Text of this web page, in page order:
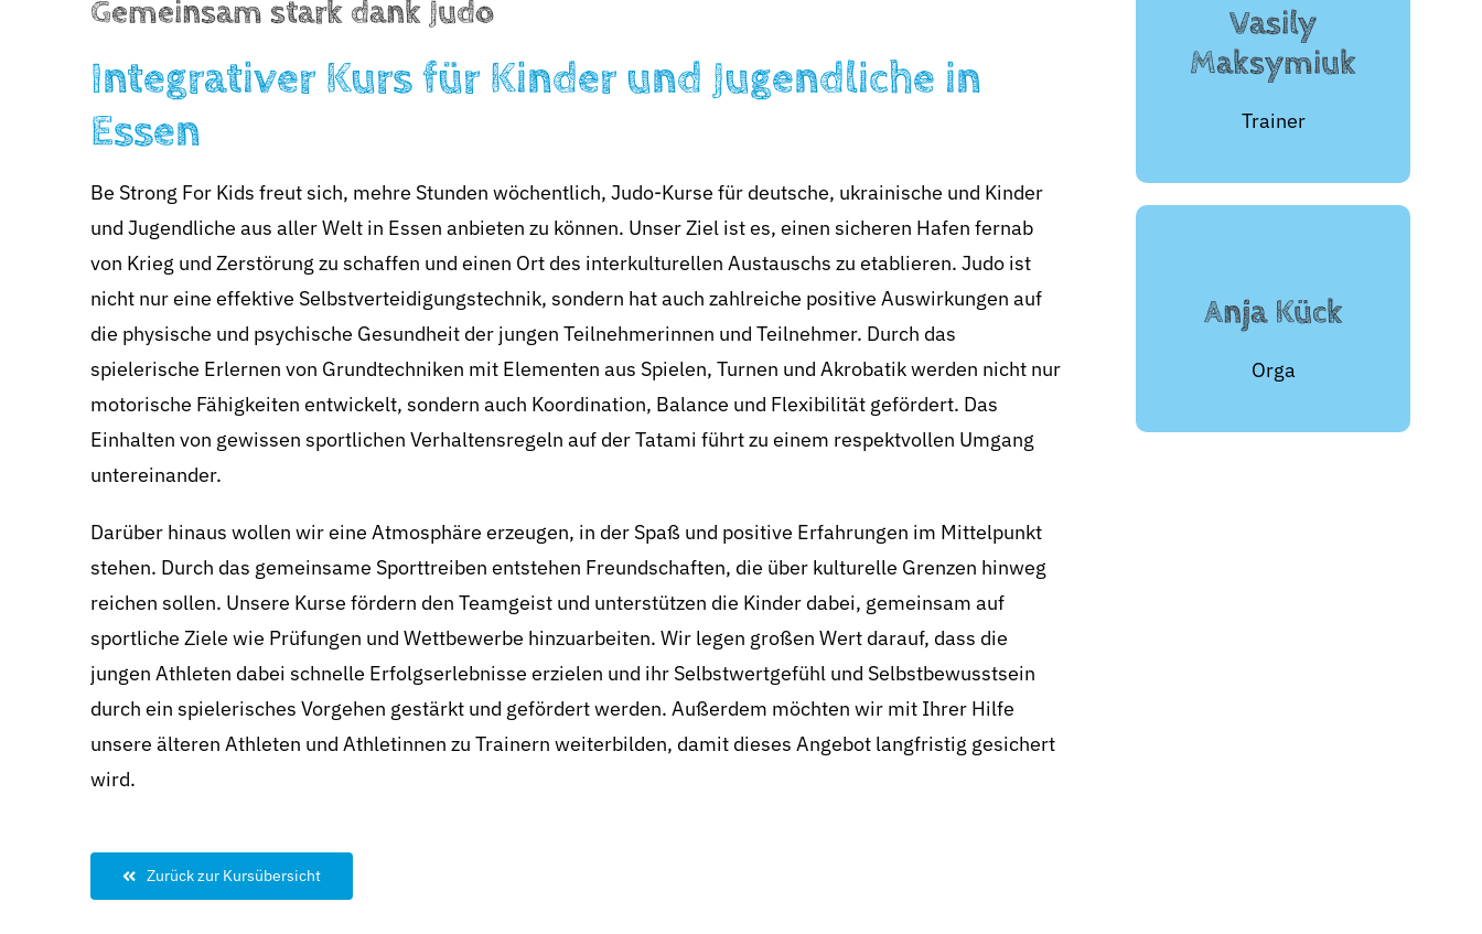
Gemeinsam stark dank Judo
Integrativer Kurs für Kinder und Jugendliche in
Essen
Be Strong For Kids freut sich, mehre Stunden wöchentlich, Judo-Kurse für deutsche, ukrainische und Kinder
und Jugendliche aus aller Welt in Essen anbieten zu können. Unser Ziel ist es, einen sicheren Hafen fernab
von Krieg und Zerstörung zu schaffen und einen Ort des interkulturellen Austauschs zu etablieren. Judo ist
nicht nur eine effektive Selbstverteidigungstechnik, sondern hat auch zahlreiche positive Auswirkungen auf
die physische und psychische Gesundheit der jungen Teilnehmerinnen und Teilnehmer. Durch das
spielerische Erlernen von Grundtechniken mit Elementen aus Spielen, Turnen und Akrobatik werden nicht nur
motorische Fähigkeiten entwickelt, sondern auch Koordination, Balance und Flexibilität gefördert. Das
Einhalten von gewissen sportlichen Verhaltensregeln auf der Tatami führt zu einem respektvollen Umgang
untereinander.
Darüber hinaus wollen wir eine Atmosphäre erzeugen, in der Spaß und positive Erfahrungen im Mittelpunkt
stehen. Durch das gemeinsame Sporttreiben entstehen Freundschaften, die über kulturelle Grenzen hinweg
reichen sollen. Unsere Kurse fördern den Teamgeist und unterstützen die Kinder dabei, gemeinsam auf
sportliche Ziele wie Prüfungen und Wettbewerbe hinzuarbeiten. Wir legen großen Wert darauf, dass die
jungen Athleten dabei schnelle Erfolgserlebnisse erzielen und ihr Selbstwertgefühl und Selbstbewusstsein
durch ein spielerisches Vorgehen gestärkt und gefördert werden. Außerdem möchten wir mit Ihrer Hilfe
unsere älteren Athleten und Athletinnen zu Trainern weiterbilden, damit dieses Angebot langfristig gesichert
wird.
Zurück zur Kursübersicht
Vasily
Maksymiuk
Trainer
Anja Kück
Orga